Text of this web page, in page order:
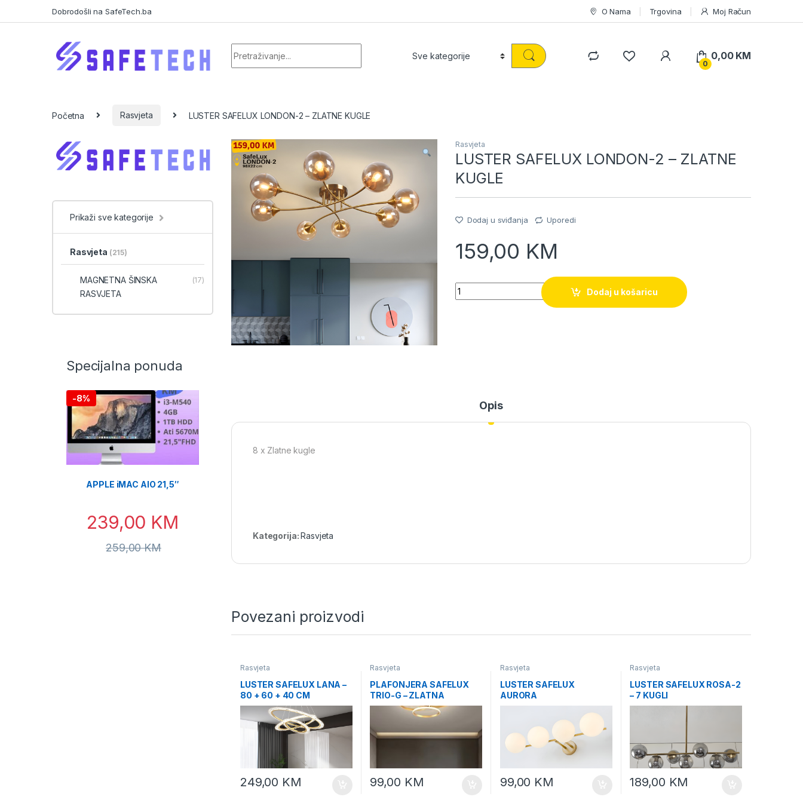
Dobrodošli na SafeTech.ba O Nama Trgovina Moj Račun
0
0,00 KM
Početna Rasvjeta LUSTER SAFELUX LONDON-2 – ZLATNE KUGLE
Rasvjeta
LUSTER SAFELUX LONDON-2 – ZLATNE
KUGLE
Dodaj u sviđanja Uporedi
159,00 KM
Quantity
Dodaj u košaricu
Opis
8 x Zlatne kugle
Kategorija:Rasvjeta
Povezani proizvodi
Rasvjeta
LUSTER SAFELUX LANA –
80 + 60 + 40 CM
249,00 KM
Rasvjeta
PLAFONJERA SAFELUX
TRIO-G – ZLATNA
99,00 KM
Rasvjeta
LUSTER SAFELUX
AURORA
99,00 KM
Rasvjeta
LUSTER SAFELUX ROSA-2
– 7 KUGLI
189,00 KM
Prikaži sve kategorije
Rasvjeta (215)
MAGNETNA ŠINSKA
RASVJETA
(17)
Specijalna ponuda
-8%
APPLE iMAC AIO 21,5″
239,00 KM
259,00KM